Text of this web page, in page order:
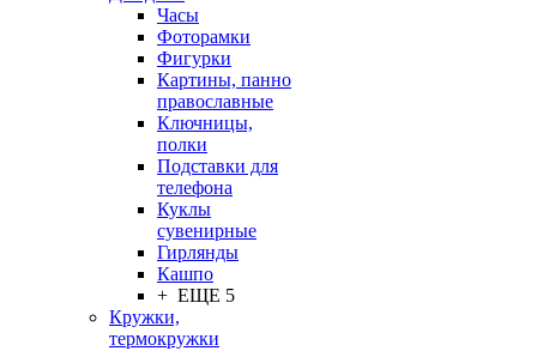
Часы
Фоторамки
Фигурки
Картины, панно
православные
Ключницы,
полки
Подставки для
телефона
Куклы
сувенирные
Гирлянды
Кашпо
+ ЕЩЕ 5
Кружки,
термокружки